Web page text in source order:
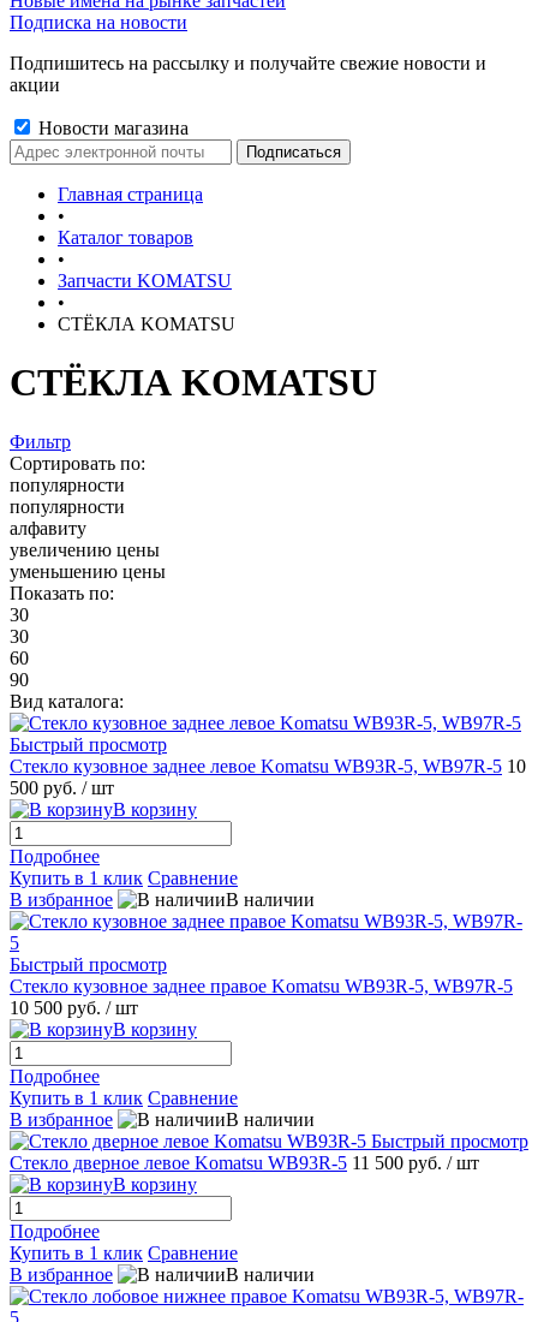
Подписка на новости
Подпишитесь на рассылку и получайте свежие новости и
акции
Новости магазина
Главная страница
•
Каталог товаров
•
Запчасти KOMATSU
•
СТЁКЛА KOMATSU
СТЁКЛА KOMATSU
Фильтр
Сортировать по:
популярности
популярности
алфавиту
увеличению цены
уменьшению цены
Показать по:
30
30
60
90
Вид каталога:
Быстрый просмотр
Стекло кузовное заднее левое Komatsu WB93R-5, WB97R-5 10
500 руб. / шт
В корзину
Подробнее
Купить в 1 клик Сравнение
В избранное
В наличии
Быстрый просмотр
Стекло кузовное заднее правое Komatsu WB93R-5, WB97R-5
10 500 руб. / шт
В корзину
Подробнее
Купить в 1 клик Сравнение
В избранное
В наличии
Быстрый просмотр
Стекло дверное левое Komatsu WB93R-5 11 500 руб. / шт
В корзину
Подробнее
Купить в 1 клик Сравнение
В избранное
В наличии